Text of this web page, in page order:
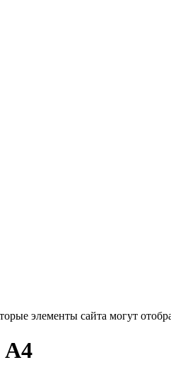
элементы сайта могут
А4